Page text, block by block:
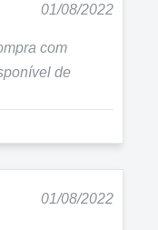
01/08/2022
com
de
01/08/2022